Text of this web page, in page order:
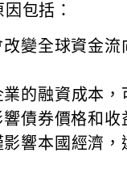
包括：
變全球資金
業的融資成本
債券價格和收
影響本國經濟